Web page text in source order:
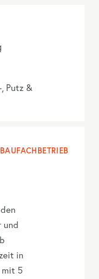
Putz &
und
in
mit 5